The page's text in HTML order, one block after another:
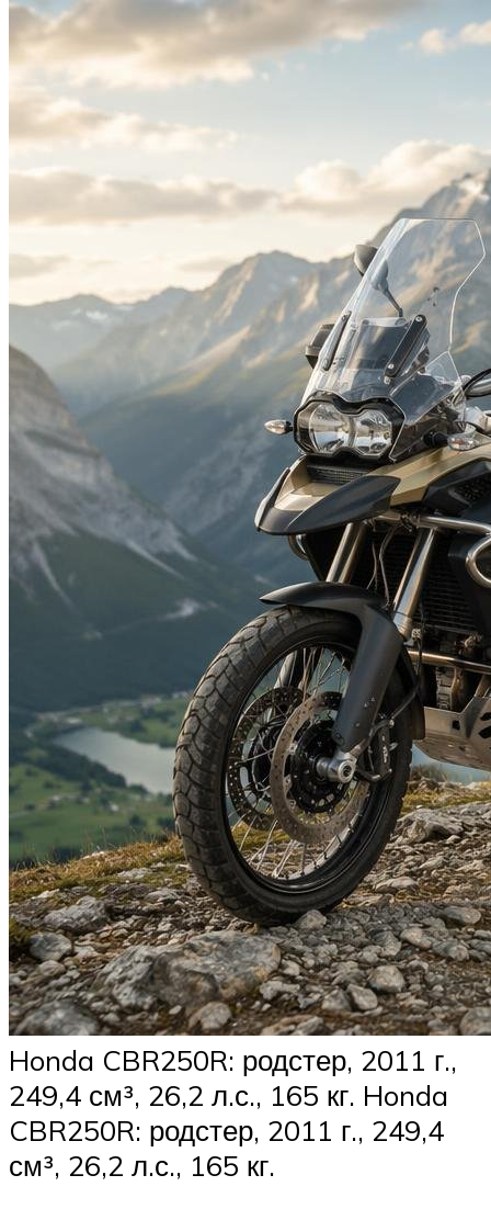
Honda CBR250R: родстер, 2011 г.,
249,4 см³, 26,2 л.с., 165 кг. Honda
CBR250R: родстер, 2011 г., 249,4
см³, 26,2 л.с., 165 кг.